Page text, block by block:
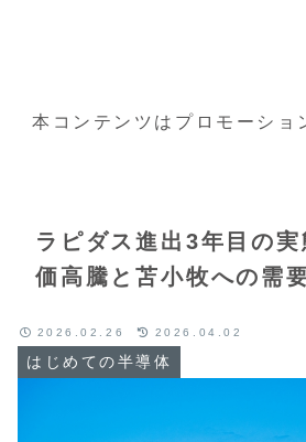
ラピダス進出3年目の
価高騰と苫小牧への需
はじめての半導体
2026.02.26 2026.04.02
本コンテンツはプロモーショ